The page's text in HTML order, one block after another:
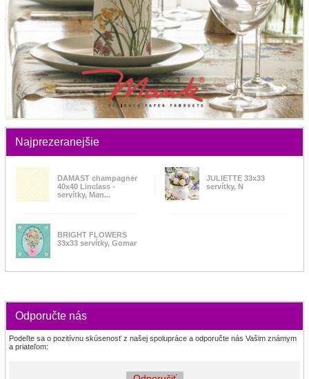
Najprezeranejšie
DAMAST champagner
40x40 Linclass -
servítky, Man...
JULIETTE 33x33
servítky, N
BRIGHT FLOWERS
33x33 servítky, Gomar
Odporučte nás
Podeľte sa o pozitívnu skúsenosť z našej spolupráce a odporučte nás Vašim známym
a priateľom: